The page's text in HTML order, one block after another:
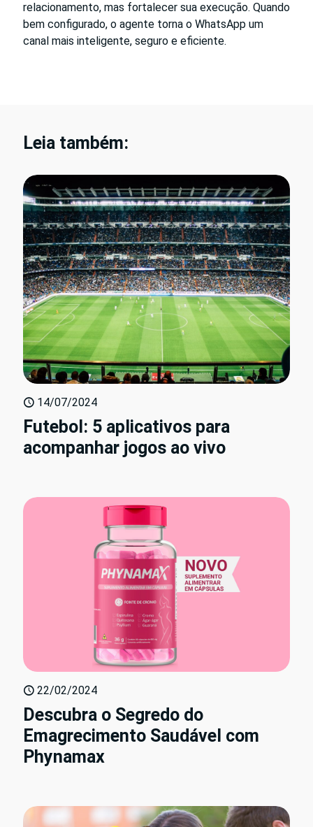
relacionamento, mas fortalecer sua execução. Quando
bem configurado, o agente torna o WhatsApp um
canal mais inteligente, seguro e eficiente.
Leia também:
14/07/2024
Futebol: 5 aplicativos para
acompanhar jogos ao vivo
22/02/2024
Descubra o Segredo do
Emagrecimento Saudável com
Phynamax